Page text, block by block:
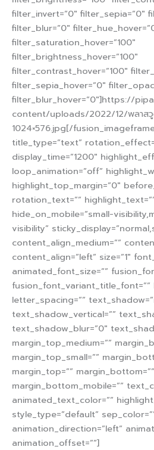
filter_invert=”0″ filter_sepia=”0″
filter_blur=”0″
filter_saturation_hover=”100″
filter_brightness_hover=”100″
filter_contrast_hover=”100″
filter_sepia_hover=”0″
filter_blur_hover=”0″]https://
content/uploads/2022/12/พลาส
1024×576.jpg[/
title_type=”text”
display_time=”1200″
loop_animation=”off”
highlight_top_margin=”0″
rotation_text=””
hide_on_mobile=”small-
visibility”
content_align_medium=””
content_align=”left” size=”1″
animated_font_size=””
fusion_font_variant_title_font=””
letter_spacing=””
text_shadow_vertical=””
text_shadow_blur=”0″
margin_top_medium=””
margin_top_small=””
margin_top=””
margin_bottom_mobile=””
animated_text_color=””
style_type=”default”
animation_direction=”left”
animation_offset=””]